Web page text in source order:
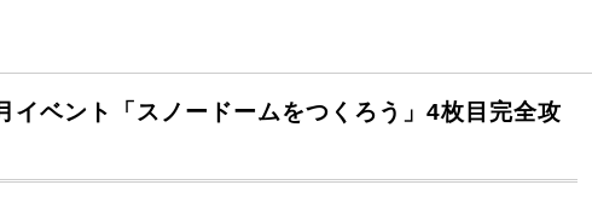
イベント「スノードームをつくろう」4枚目完全攻